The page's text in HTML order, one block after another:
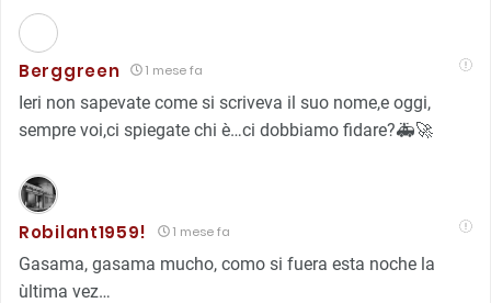
Berggreen 1 mese fa
Ieri non sapevate come si scriveva il suo nome,e oggi,
sempre voi,ci spiegate chi è…ci dobbiamo fidare?🚑🚀
Robilant1959! 1 mese fa
Gasama, gasama mucho, como si fuera esta noche la
ùltima vez…